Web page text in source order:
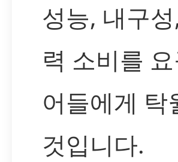
성능, 내구
력 소비를
어들에게 탁
것입니다.